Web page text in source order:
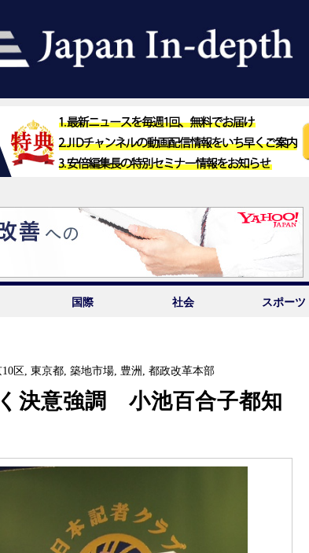
国際 社会 スポーツ
区 ,東京都,築地市場, 豊洲 ,都政改革本部
決意強調 小池百合子都知